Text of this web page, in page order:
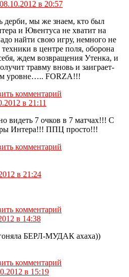
08.10.2012 в 20:57
дерби, мы же знаем, кто был
и Ювентуса не хватит на
найти свою игру, немного не
техники в центре поля, оборона
ждем возвращения Утенка, и
травму вновь и заиграет-
уровне….. FORZA!!!
комментарий
в 21:11
видеть 7 очков в 7 матчах!!! С
Интера!!! ППЦ просто!!!
комментарий
в 21:24
комментарий
в 14:38
БЕРЛ-МУДАК ахаха))
комментарий
в 15:19